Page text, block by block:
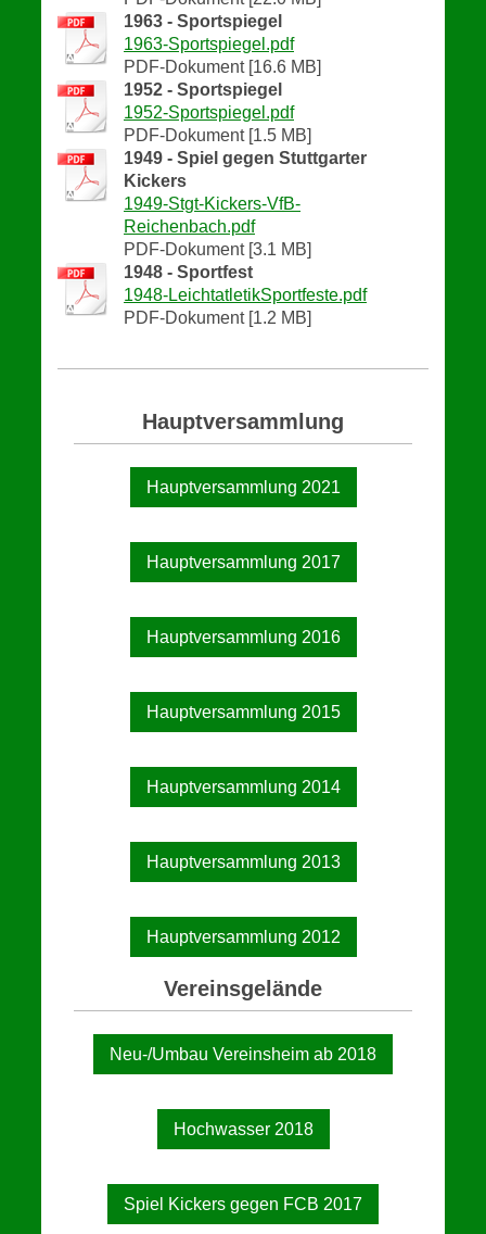
1963 - Sportspiegel
1963-Sportspiegel.pdf
PDF-Dokument [16.6 MB]
1952 - Sportspiegel
1952-Sportspiegel.pdf
PDF-Dokument [1.5 MB]
1949 - Spiel gegen Stuttgarter
Kickers
1949-Stgt-Kickers-VfB-
Reichenbach.pdf
PDF-Dokument [3.1 MB]
1948 - Sportfest
1948-LeichtatletikSportfeste.pdf
PDF-Dokument [1.2 MB]
Hauptversammlung
Hauptversammlung 2021
Hauptversammlung 2017
Hauptversammlung 2016
Hauptversammlung 2015
Hauptversammlung 2014
Hauptversammlung 2013
Hauptversammlung 2012
Vereinsgelände
Neu-/Umbau Vereinsheim ab 2018
Hochwasser 2018
Spiel Kickers gegen FCB 2017